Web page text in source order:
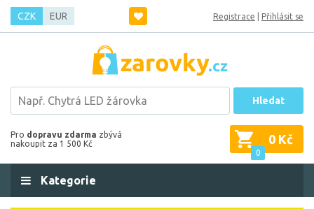
CZK EUR Registrace Přihlásit se
Hledat
Pro dopravu zdarma zbývá
nakoupit za 1 500 Kč
0
0 Kč
Kategorie